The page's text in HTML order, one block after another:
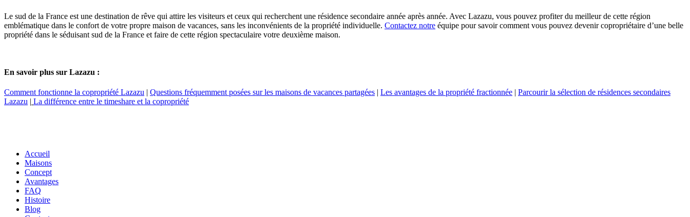
Le sud de la France est une destination de rêve qui attire les visiteurs et ceux qui recherchent une résidence secondaire année après année. Avec Lazazu, vous pouvez profiter du meilleur de cette région
emblématique dans le confort de votre propre maison de vacances, sans les inconvénients de la propriété individuelle. Contactez notre équipe pour savoir comment vous pouvez devenir copropriétaire d’une belle
propriété dans le séduisant sud de la France et faire de cette région spectaculaire votre deuxième maison.
En savoir plus sur Lazazu :
Comment fonctionne la copropriété Lazazu | Questions fréquemment posées sur les maisons de vacances partagées | Les avantages de la propriété fractionnée | Parcourir la sélection de résidences secondaires
Lazazu | La différence entre le timeshare et la copropriété
Accueil
Maisons
Concept
Avantages
FAQ
Histoire
Blog